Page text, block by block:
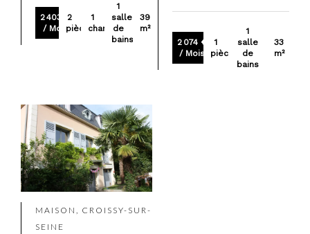
2 403 €
/ Mois
2
pièces
1
chambre
1
salle
de
bains
39
m²
2 074 €
/ Mois
1
pièce
1
salle
de
bains
33
m²
MAISON, CROISSY-SUR-
SEINE